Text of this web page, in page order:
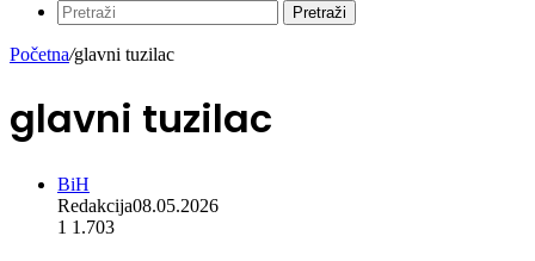
Pretraži
Početna/glavni tuzilac
glavni tuzilac
BiH
Redakcija08.05.2026
1 1.703